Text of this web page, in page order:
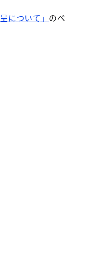
について」 のペ